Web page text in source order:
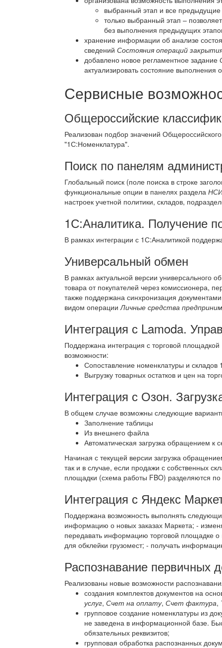
выбранный этап и все предыдущие
только выбранный этап –
без выполнения предыдущих
хранение информации об анализе
сведений Состояния операций
добавлено новое регламентное задание
актуализировать состояние
Сервисные
Общероссийские
Реализован подбор значений
"1С:Номенклатура".
Поиск по панелям
Глобальный поиск (поле поиска в строке
функциональные опции в панелях раздела
настроек учетной политики, складов,
1С:Аналитика. Получение
В рамках интеграции с 1С:Аналитикой
Универсальный обмен
В рамках актуальной версии универсального
товара от покупателей через комиссионера,
также поддержана синхронизация
видом операцииЛичные средства
Интеграция с Lamoda.
Поддержана интеграция с торговой
возможности:
Сопоставление номенклатуры и
Выгрузку товарных остатков и цен на
Интеграция с Озон.
В общем случае возможны следующие
Заполнение таблицы
Из внешнего файла
Автоматическая загрузка обращением к
Начиная с текущей версии загрузка
так и в случае, если продажи с собственных
площадки (схема работы FBO) разделяются
Интеграция с Яндекс
Поддержана возможность выполнять
информацию о новых заказах Маркета; -
передавать информацию торговой площадке о
для обклейки грузомест; - получать
Распознавание первичных
Реализованы новые возможности
создания комплектов документов на
услуг, Счет на оплату, Счет фактура,
групповое создание номенклатуры из
не заведена в информационной базе.
обязательных реквизитов;
групповая обработка распознанных